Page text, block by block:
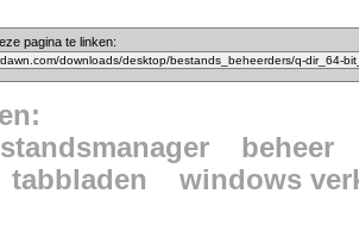
pagina te linken:
beheer
tabbladen windows